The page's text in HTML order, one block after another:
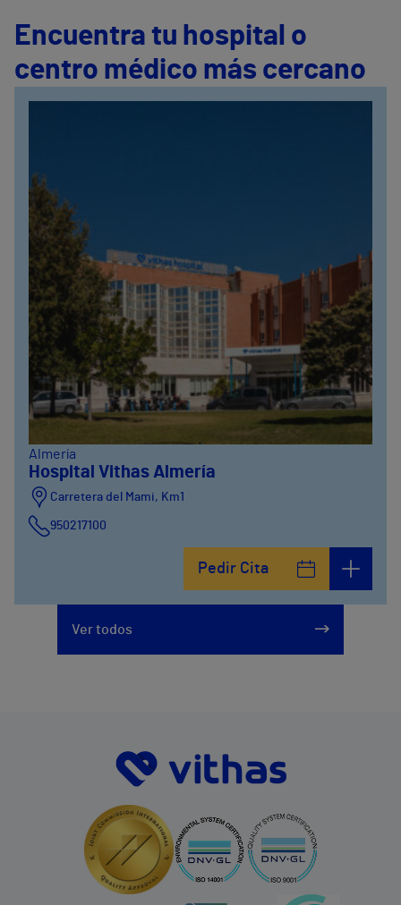
Encuentra tu hospital o
centro médico más cercano
Almería
Hospital Vithas Almería
Carretera del Mami, Km1
950217100
Pedir Cita
Ver todos